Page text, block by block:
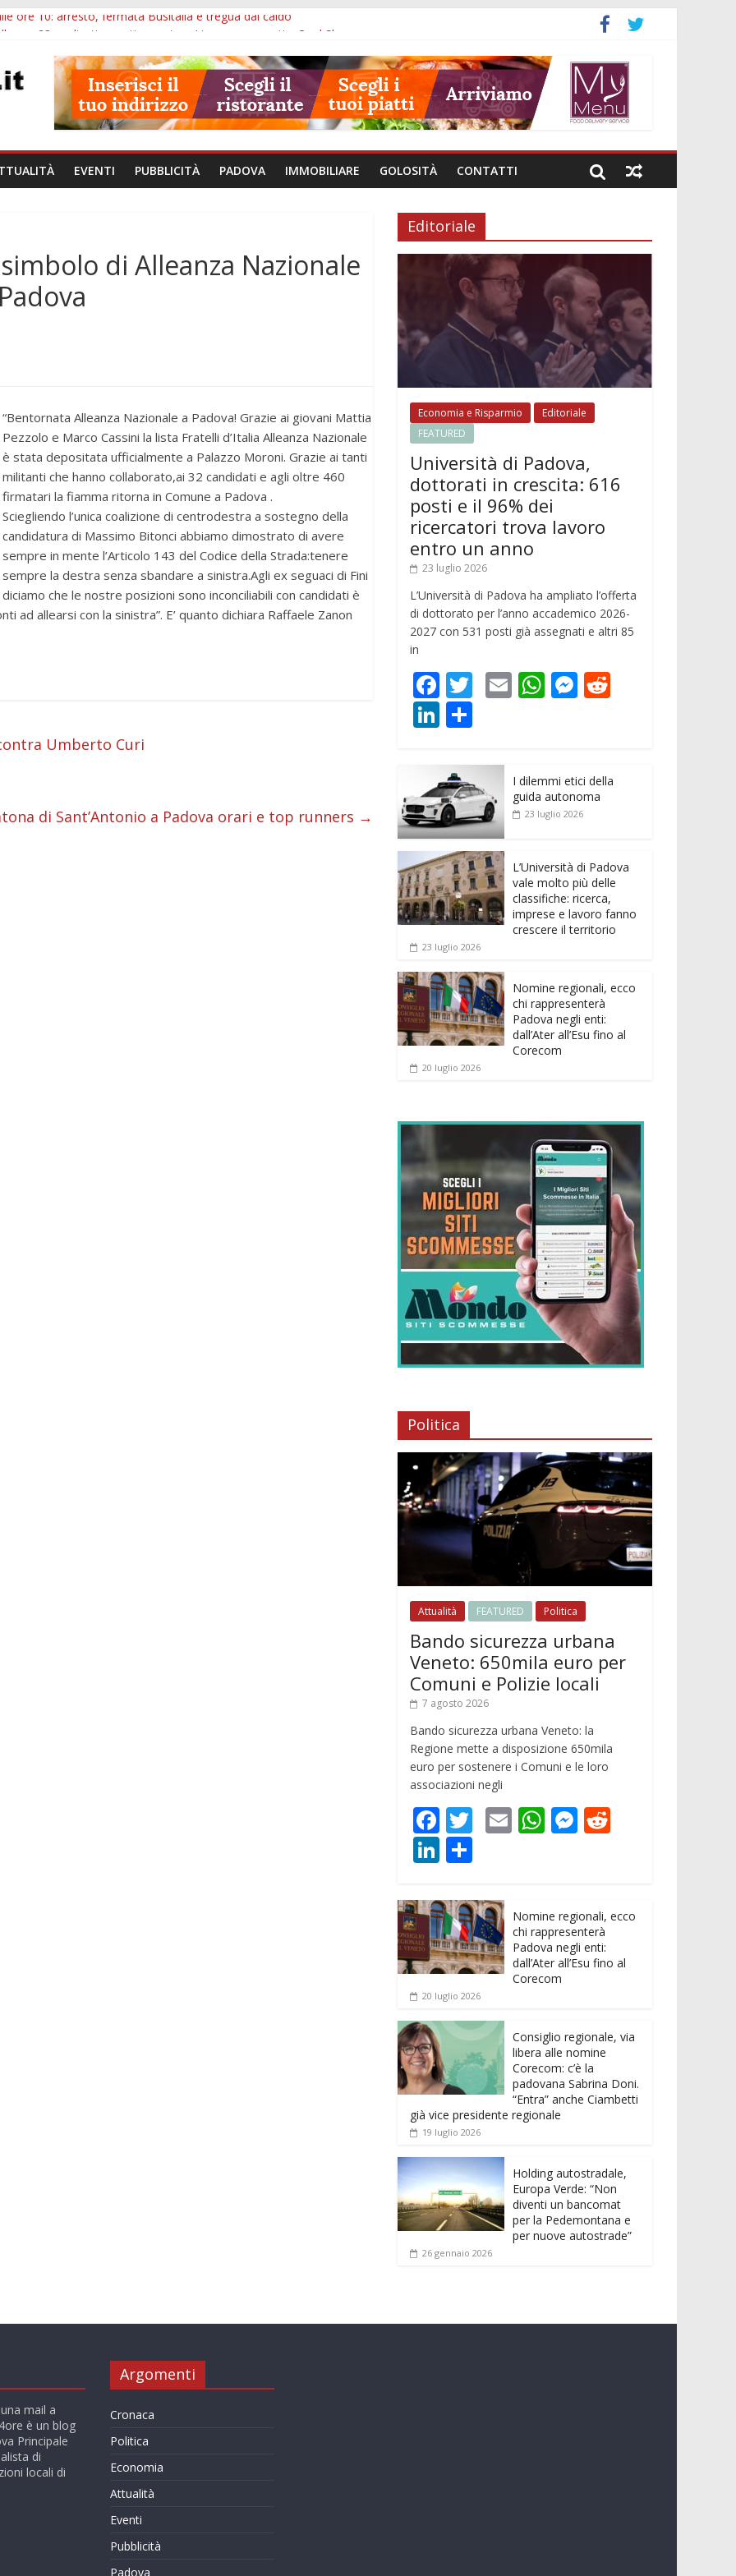
ore 10: arresto, fermata Busitalia e tregua dal caldo
Veneto: 650mila euro per Comuni e Polizie locali
Padova: più controlli su strade, stazioni e treni
Veneto: 200 euro per l’abbonamento annuale
EVENTI PUBBLICITÀ PADOVA IMMOBILIARE GOLOSITÀ CONTATTI
di Alleanza Nazionale
“Bentornata Alleanza Nazionale a Padova! Grazie ai giovani Mattia
Pezzolo e Marco Cassini la lista Fratelli d’Italia Alleanza Nazionale
è stata depositata ufficialmente a Palazzo Moroni. Grazie ai tanti
militanti che hanno collaborato,ai 32 candidati e agli oltre 460
firmatari la fiamma ritorna in Comune a Padova .
Sciegliendo l’unica coalizione di centrodestra a sostegno della
candidatura di Massimo Bitonci abbiamo dimostrato di avere
sempre in mente l’Articolo 143 del Codice della Strada:tenere
sempre la destra senza sbandare a sinistra.Agli ex seguaci di Fini
diciamo che le nostre posizioni sono inconciliabili con candidati è
allearsi con la sinistra”. E’ quanto dichiara Raffaele Zanon
Umberto Curi
di Sant’Antonio a Padova orari e top runners →
Editoriale
Economia e Risparmio
Editoriale
FEATURED
Università di Padova,
dottorati in crescita: 616
posti e il 96% dei
ricercatori trova lavoro
entro un anno
23 luglio 2026
L’Università di Padova ha ampliato l’offerta
di dottorato per l’anno accademico 2026-
2027 con 531 posti già assegnati e altri 85
in
F
ac
e
b
o
o
k
T
er
E W
A
p
M
n
g
t
Li
k
e
dI
n
n
di
vi
di
I dilemmi etici della
guida autonoma
23 luglio 2026
L’Università di Padova
vale molto più delle
classifiche: ricerca,
imprese e lavoro fanno
crescere il territorio
23 luglio 2026
Nomine regionali, ecco
chi rappresenterà
Padova negli enti:
dall’Ater all’Esu fino al
Corecom
20 luglio 2026
Politica
Attualità FEATURED Politica
Bando sicurezza urbana
Veneto: 650mila euro per
Comuni e Polizie locali
7 agosto 2026
Bando sicurezza urbana Veneto: la
Regione mette a disposizione 650mila
euro per sostenere i Comuni e le loro
associazioni negli
F
ac
e
b
o
o
k
T
er
E W
A
p
p
M
n
g
er
t
Li
k
e
dI
n
n
di
vi
di
Nomine regionali, ecco
chi rappresenterà
Padova negli enti:
dall’Ater all’Esu fino al
Corecom
20 luglio 2026
Consiglio regionale, via
libera alle nomine
Corecom: c’è la
padovana Sabrina Doni.
“Entra” anche Ciambetti
già vice presidente regionale
19 luglio 2026
Holding autostradale,
Europa Verde: “Non
diventi un bancomat
per la Pedemontana e
per nuove autostrade”
26 gennaio 2026
mail a
è un blog
Principale
di
locali di
Argomenti
Cronaca
Politica
Economia
Attualità
Eventi
Pubblicità
Padova